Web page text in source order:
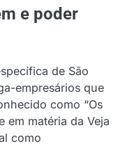
e poder
de São
empresários que
como “Os
em matéria da Veja
como